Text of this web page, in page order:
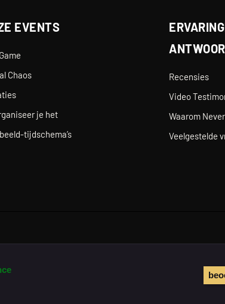
EVENTS
Chaos
je het
tijdschema’s
Recensies
Video
Waarom
Veelgestelde